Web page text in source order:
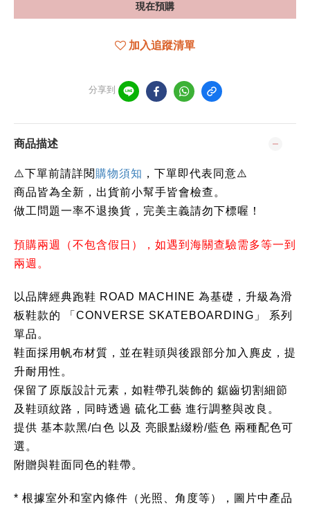
現在預購
加入追蹤清單
分享到
商品描述
⚠️下單前請詳閱購物須知 ，下單即代表同意⚠️
商品皆為全新，出貨前小幫手皆會檢查。
做工問題一率不退換貨，完美主義請勿下標喔！
預購兩週（不包含假日），如遇到海關查驗需多等一到
兩週。
以品牌經典跑鞋 ROAD MACHINE 為基礎，升級為滑
板鞋款的 「CONVERSE SKATEBOARDING」 系列
單品。
鞋面採用帆布材質，並在鞋頭與後跟部分加入麂皮，提
升耐用性。
保留了原版設計元素，如鞋帶孔裝飾的 鋸齒切割細節
及鞋頭紋路，同時透過 硫化工藝 進行調整與改良。
提供 基本款黑/白色 以及 亮眼點綴粉/藍色 兩種配色可
選。
附贈與鞋面同色的鞋帶。
* 根據室外和室內條件（光照、角度等），圖片中產品